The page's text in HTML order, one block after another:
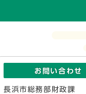
お問い合わせ
長浜市総務部財政課